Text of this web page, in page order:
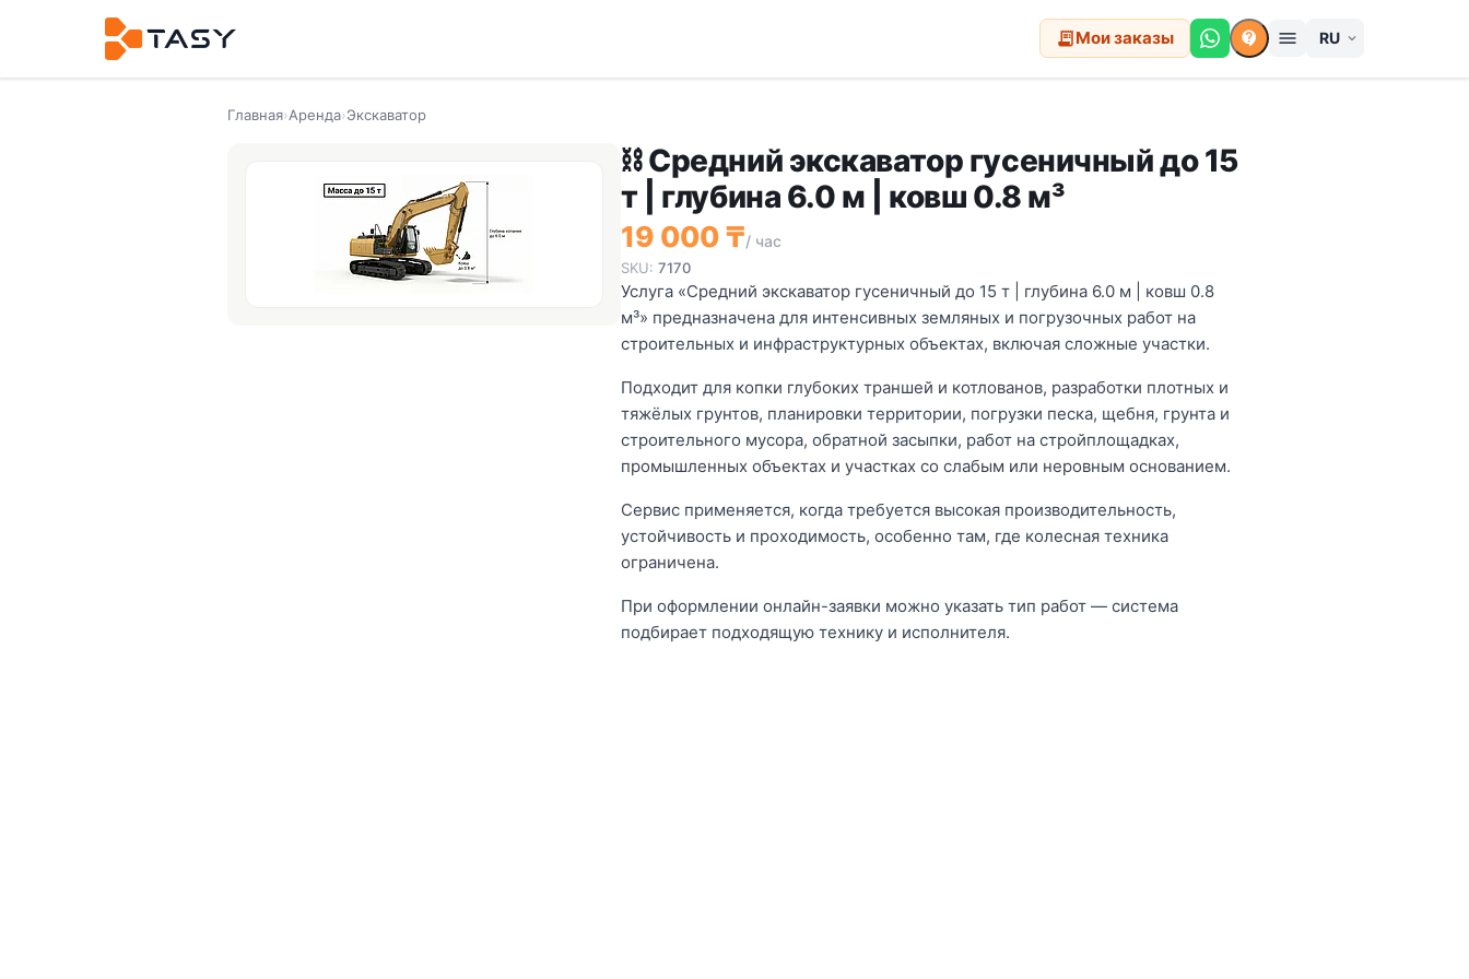
receipt_long Мои заказы contact_support menu expand_more
Главная›Аренда›Экскаватор
⛓️ Средний экскаватор гусеничный до 15
т | глубина 6.0 м | ковш 0.8 м³
19 000 ₸/ час
SKU: 7170
Услуга «Средний экскаватор гусеничный до 15 т | глубина 6.0 м | ковш 0.8
м³» предназначена для интенсивных земляных и погрузочных работ на
строительных и инфраструктурных объектах, включая сложные участки.
Подходит для копки глубоких траншей и котлованов, разработки плотных и
тяжёлых грунтов, планировки территории, погрузки песка, щебня, грунта и
строительного мусора, обратной засыпки, работ на стройплощадках,
промышленных объектах и участках со слабым или неровным основанием.
Сервис применяется, когда требуется высокая производительность,
устойчивость и проходимость, особенно там, где колесная техника
ограничена.
При оформлении онлайн-заявки можно указать тип работ — система
подбирает подходящую технику и исполнителя.